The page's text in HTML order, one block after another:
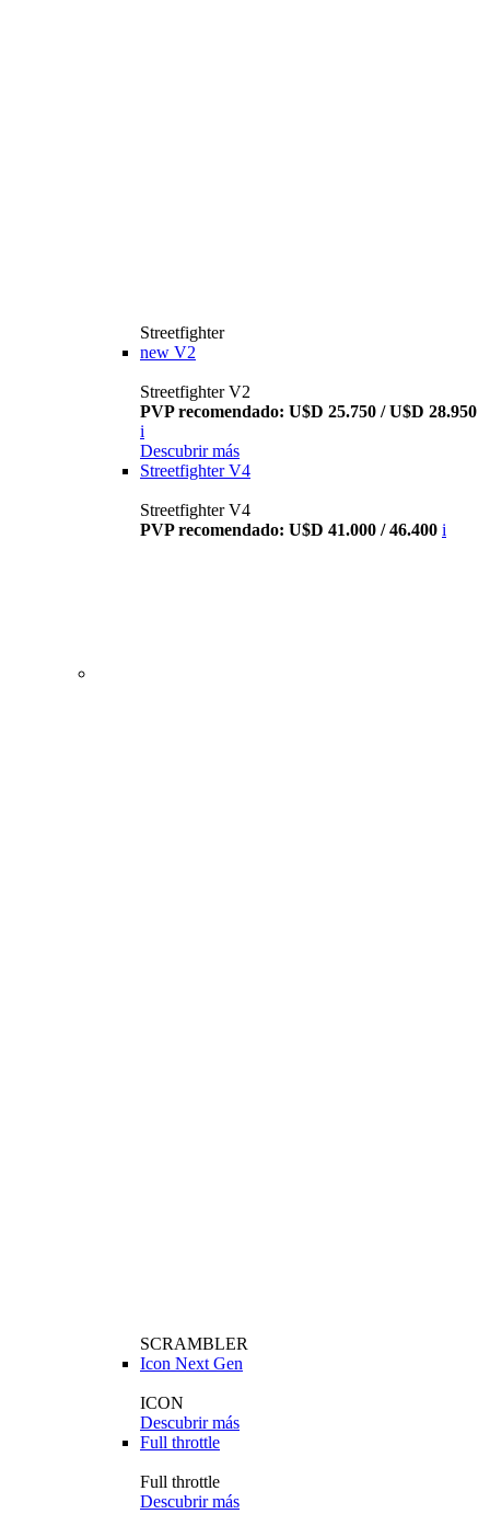
Streetfighter
new V2
Streetfighter V2
PVP recomendado: U$D 25.750 / U$D 28.950
i
Descubrir más
Streetfighter V4
Streetfighter V4
PVP recomendado: U$D 41.000 / 46.400 i
SCRAMBLER
Icon Next Gen
ICON
Descubrir más
Full throttle
Full throttle
Descubrir más